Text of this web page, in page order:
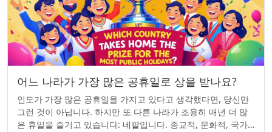
어느 나라가 가장 많은 공휴일로 상을 받나요?
인도가 가장 많은 공휴일을 가지고 있다고 생각했다면, 당신만
그런 것이 아닙니다. 하지만 또 다른 나라가 조용히 매년 더 많
은 휴일을 즐기고 있습니다: 네팔입니다. 종교적, 문화적, 국가